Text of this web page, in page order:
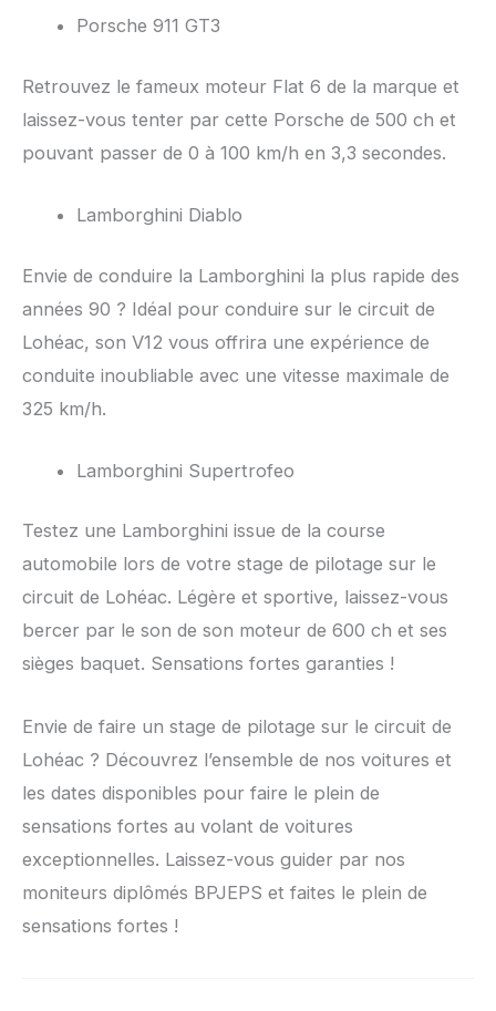
Porsche 911 GT3
Retrouvez le fameux moteur Flat 6 de la marque et
laissez-vous tenter par cette Porsche de 500 ch et
pouvant passer de 0 à 100 km/h en 3,3 secondes.
Lamborghini Diablo
Envie de conduire la Lamborghini la plus rapide des
années 90 ? Idéal pour conduire sur le circuit de
Lohéac, son V12 vous offrira une expérience de
conduite inoubliable avec une vitesse maximale de
325 km/h.
Lamborghini Supertrofeo
Testez une Lamborghini issue de la course
automobile lors de votre stage de pilotage sur le
circuit de Lohéac. Légère et sportive, laissez-vous
bercer par le son de son moteur de 600 ch et ses
sièges baquet. Sensations fortes garanties !
Envie de faire un stage de pilotage sur le circuit de
Lohéac ? Découvrez l’ensemble de nos voitures et
les dates disponibles pour faire le plein de
sensations fortes au volant de voitures
exceptionnelles. Laissez-vous guider par nos
moniteurs diplômés BPJEPS et faites le plein de
sensations fortes !